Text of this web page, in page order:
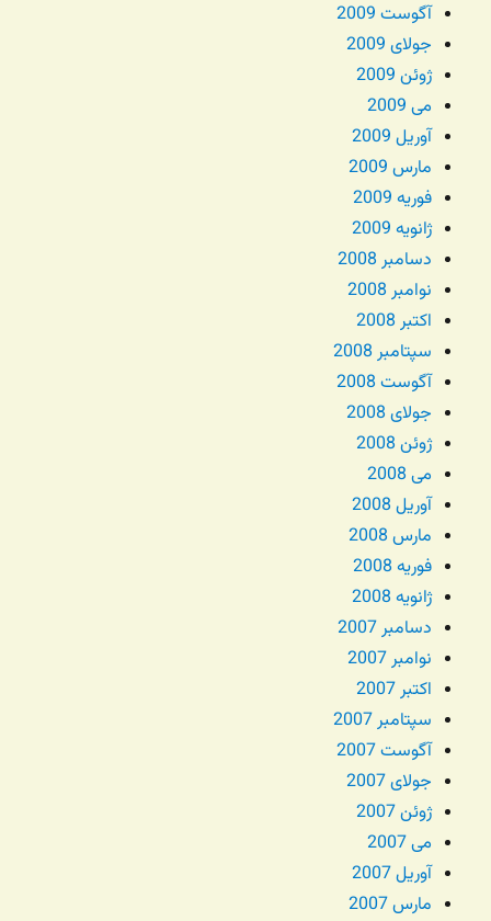
آگوست 2009
جولای 2009
ژوئن 2009
می 2009
آوریل 2009
مارس 2009
فوریه 2009
ژانویه 2009
دسامبر 2008
نوامبر 2008
اکتبر 2008
سپتامبر 2008
آگوست 2008
جولای 2008
ژوئن 2008
می 2008
آوریل 2008
مارس 2008
فوریه 2008
ژانویه 2008
دسامبر 2007
نوامبر 2007
اکتبر 2007
سپتامبر 2007
آگوست 2007
جولای 2007
ژوئن 2007
می 2007
آوریل 2007
مارس 2007